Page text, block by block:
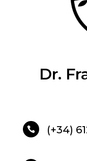
Dr.
 (+34)